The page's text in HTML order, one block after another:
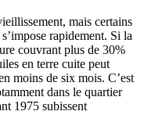
mais certains
rapidement. Si la
couvrant plus de 30%
en terre cuite peut
moins de six mois. C’est
dans le quartier
1975 subissent